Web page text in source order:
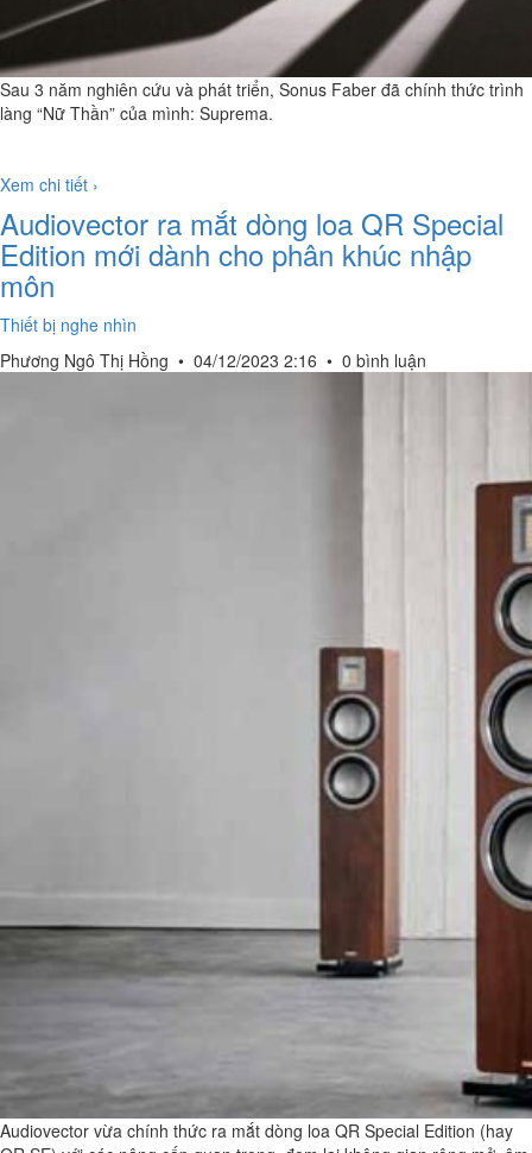
Sau 3 năm nghiên cứu và phát triển, Sonus Faber đã chính thức trình
làng “Nữ Thần” của mình: Suprema.
Xem chi tiết ›
Audiovector ra mắt dòng loa QR Special
Edition mới dành cho phân khúc nhập
môn
Thiết bị nghe nhìn
Phương Ngô Thị Hồng • 04/12/2023 2:16 • 0 bình luận
Audiovector vừa chính thức ra mắt dòng loa QR Special Edition (hay